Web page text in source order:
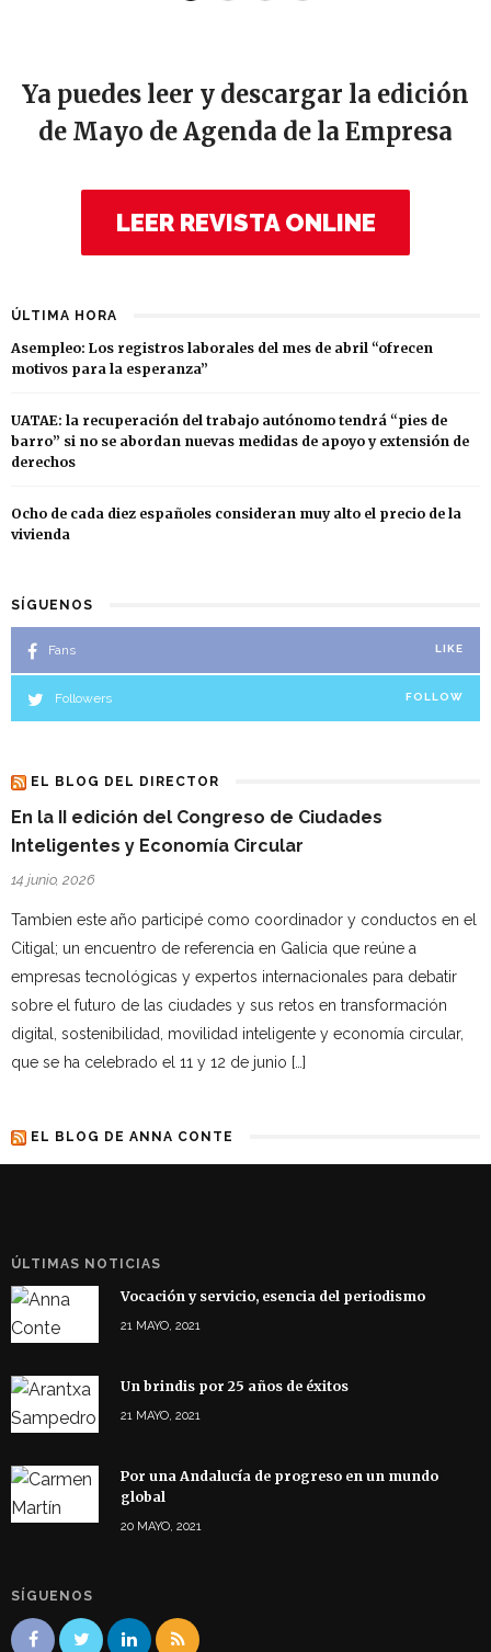
Ya puedes leer y descargar la edición
de Mayo de Agenda de la Empresa
LEER REVISTA ONLINE
ÚLTIMA HORA
Asempleo: Los registros laborales del mes de abril “ofrecen
motivos para la esperanza”
UATAE: la recuperación del trabajo autónomo tendrá “pies de
barro” si no se abordan nuevas medidas de apoyo y extensión de
derechos
Ocho de cada diez españoles consideran muy alto el precio de la
vivienda
SÍGUENOS
Fans LIKE
Followers FOLLOW
EL BLOG DEL DIRECTOR
En la II edición del Congreso de Ciudades
Inteligentes y Economía Circular
14 junio, 2026
Tambien este año participé como coordinador y conductos en el
Citigal; un encuentro de referencia en Galicia que reúne a
empresas tecnológicas y expertos internacionales para debatir
sobre el futuro de las ciudades y sus retos en transformación
digital, sostenibilidad, movilidad inteligente y economía circular,
que se ha celebrado el 11 y 12 de junio […]
EL BLOG DE ANNA CONTE
ÚLTIMAS NOTICIAS
Vocación y servicio, esencia del periodismo
21 MAYO, 2021
Un brindis por 25 años de éxitos
21 MAYO, 2021
Por una Andalucía de progreso en un mundo
global
20 MAYO, 2021
SÍGUENOS